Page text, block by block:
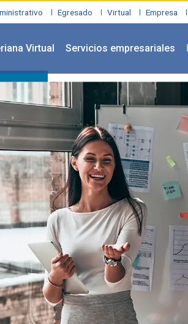
Egresado Virtual Empresa
Virtual Servicios empresariales